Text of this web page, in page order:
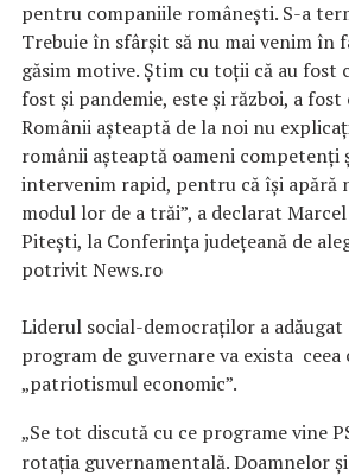
pentru companiile româneşti. S-a
Trebuie în sfârşit să nu mai venim în
găsim motive. Ştim cu toţii că au fost
fost şi pandemie, este şi război, a
Românii aşteaptă de la noi nu
românii aşteaptă oameni competenţi
intervenim rapid, pentru că îşi apără
modul lor de a trăi”, a declarat
Piteşti, la Conferinţa judeţeană de
potrivit News.ro
Liderul social-democraţilor a
program de guvernare va exista ceea
„patriotismul economic”.
„Se tot discută cu ce programe vine
rotaţia guvernamentală. Doamnelor